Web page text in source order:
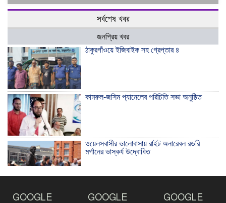
সর্বশেষ খবর
জনপ্রিয় খবর
ঠাকুরগাঁওয়ে ইজিবাইক সহ গ্রেপ্তার ৪
কামরুল-জসিম প্যানেলের পরিচিতি সভা অনুষ্ঠিত
ওয়েলসবাসীর ভালোবাসায় রাইট অনারেবল রডরি
মর্গানের ভাস্কর্য উদ্বোধিত
GOOGLE GOOGLE GOOGLE